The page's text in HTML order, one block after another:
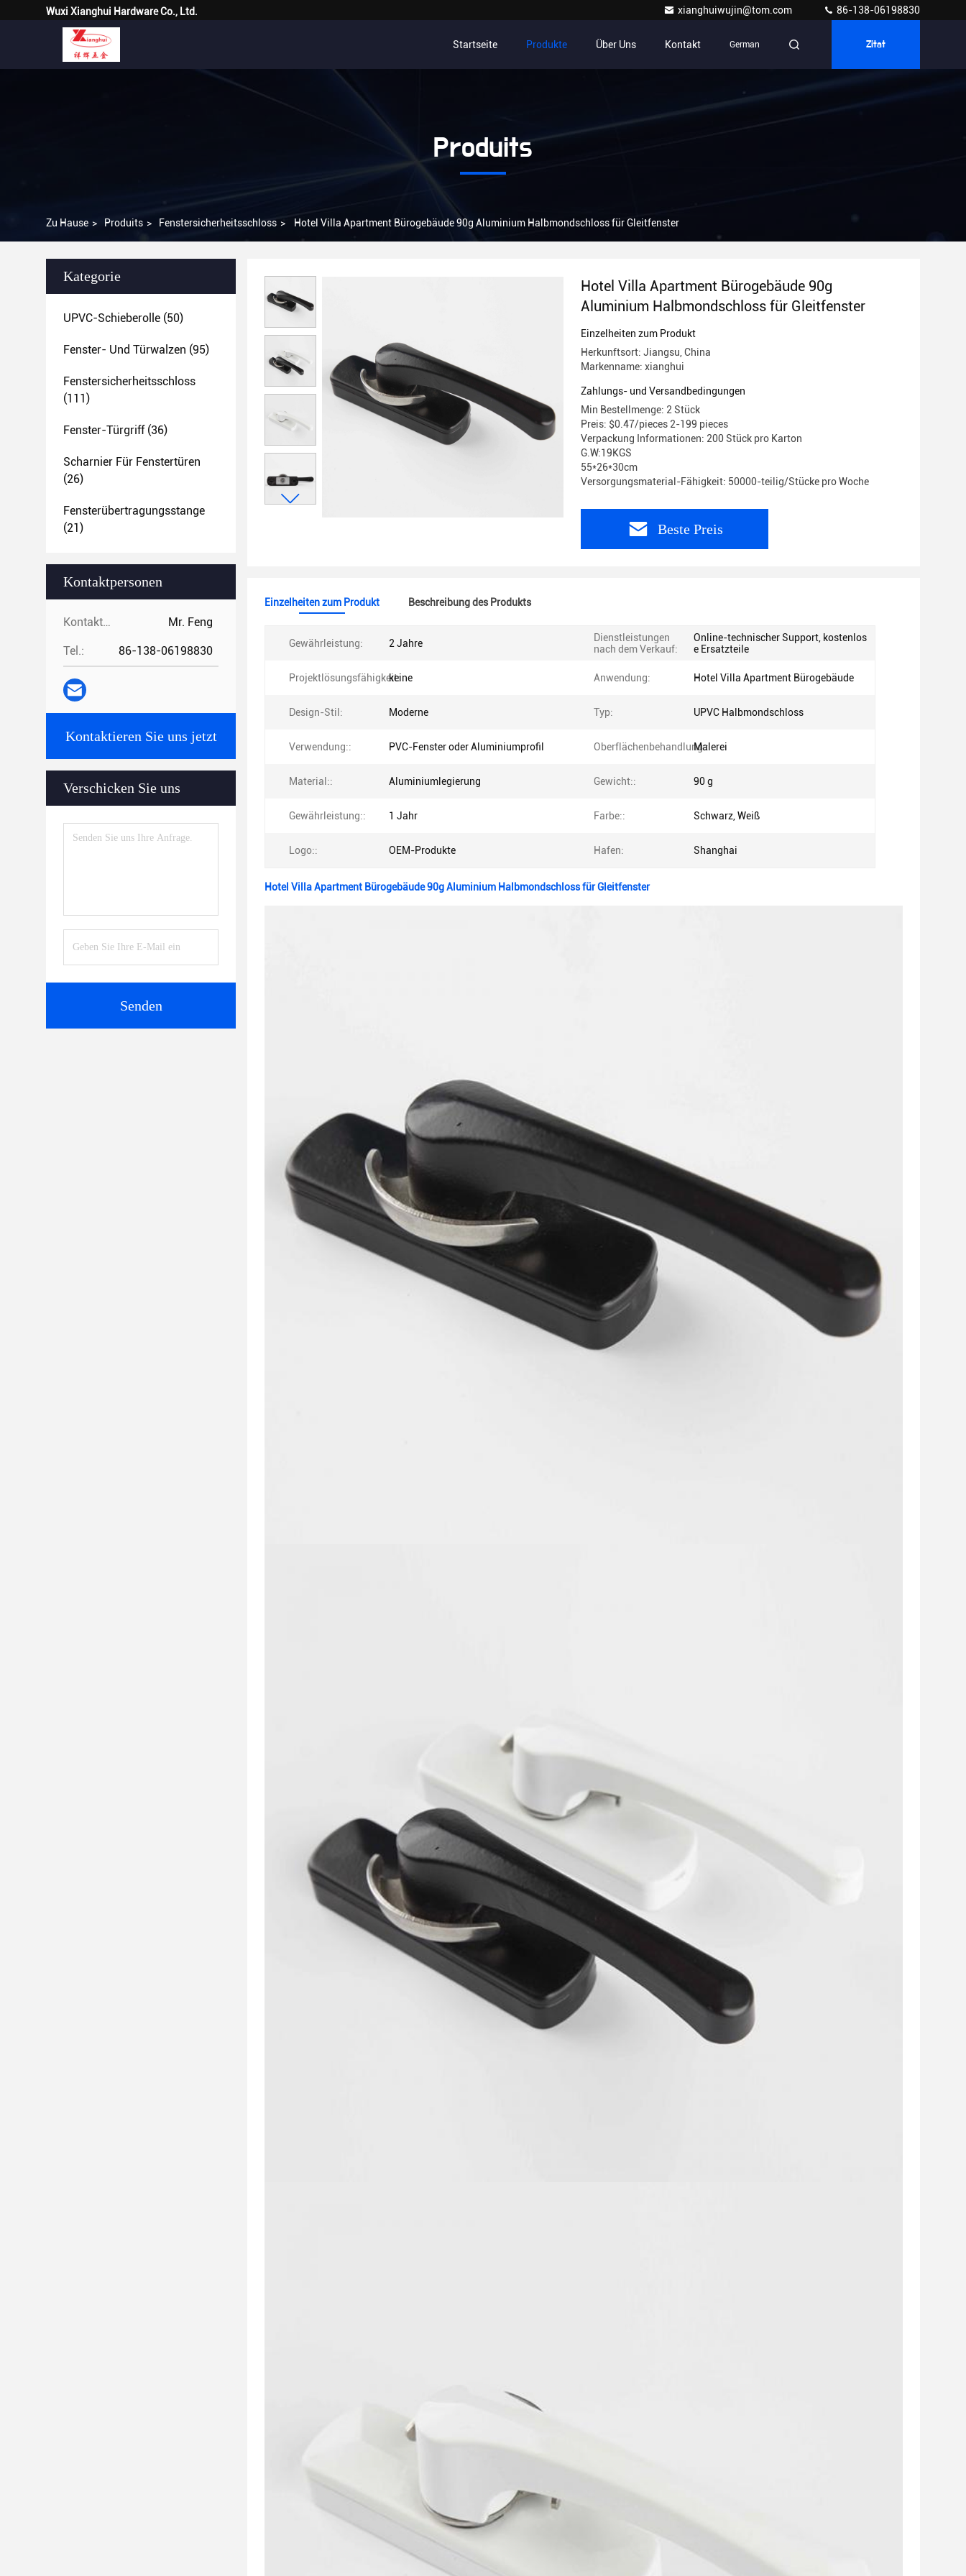
Wuxi Xianghui Hardware Co., Ltd. xianghuiwujin@tom.com 86-138-06198830
Startseite Produkte Über Uns Kontakt German Zitat
Produits
Zu Hause > Produits > Fenstersicherheitsschloss > Hotel Villa Apartment Bürogebäude 90g Aluminium Halbmondschloss für Gleitfenster
Kategorie
UPVC-Schieberolle (50)
Fenster- Und Türwalzen (95)
Fenstersicherheitsschloss
(111)
Fenster-Türgriff(36)
Scharnier Für Fenstertüren
(26)
Fensterübertragungsstange
(21)
Kontaktpersonen
Kontaktpersonen: Mr. Feng
Tel.: 86-138-06198830
Kontaktieren Sie uns jetzt
Verschicken Sie uns
Senden
Hotel Villa Apartment Bürogebäude 90g
Aluminium Halbmondschloss für Gleitfenster
Einzelheiten zum Produkt
Herkunftsort: Jiangsu, China
Markenname: xianghui
Zahlungs- und Versandbedingungen
Min Bestellmenge: 2 Stück
Preis: $0.47/pieces 2-199 pieces
Verpackung Informationen: 200 Stück pro Karton
G.W:19KGS
55*26*30cm
Versorgungsmaterial-Fähigkeit: 50000-teilig/Stücke pro Woche
Beste Preis
Einzelheiten zum Produkt Beschreibung des Produkts
Gewährleistung: 2 Jahre
Dienstleistungen
nach dem Verkauf:
Online-technischer Support, kostenlos
e Ersatzteile
Projektlösungsfähigkeit:keine Anwendung: Hotel Villa Apartment Bürogebäude
Design-Stil: Moderne Typ: UPVC Halbmondschloss
Verwendung:: PVC-Fenster oder Aluminiumprofil Oberflächenbehandlung::Malerei
Material:: Aluminiumlegierung Gewicht:: 90 g
Gewährleistung:: 1 Jahr Farbe:: Schwarz, Weiß
Logo:: OEM-Produkte Hafen: Shanghai
Hotel Villa Apartment Bürogebäude 90g Aluminium Halbmondschloss für Gleitfenster